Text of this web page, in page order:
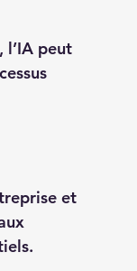
l’IA peut
et